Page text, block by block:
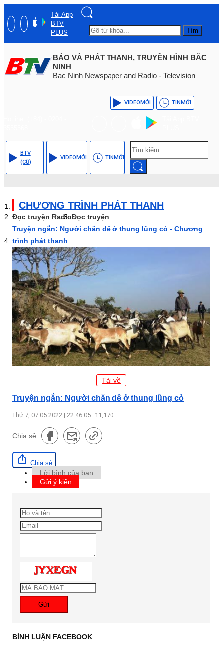
Tải App
BTV
PLUS
Tìm
BÁO VÀ PHÁT THANH, TRUYỀN HÌNH BẮC
NINH
Bac Ninh Newspaper and Radio - Television
VIDEOMỚI TINMỚI
BTV
(CŨ)
VIDEOMỚI TINMỚI
CHƯƠNG TRÌNH PHÁT THANH
Đọc truyện RadioĐọc truyện
Truyện ngắn: Người chăn dê ở thung lũng cỏ - Chương
trình phát thanh
Tải về
Truyện ngắn: Người chăn dê ở thung lũng cỏ
Thứ 7, 07.05.2022 | 22:46:05 11,170
Chia sẻ
Chia sẻ
Lời bình của bạn
Gửi ý kiến
Gửi
BÌNH LUẬN FACEBOOK